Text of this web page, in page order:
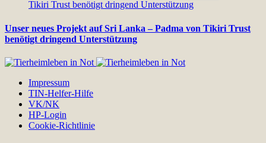
Unser neues Projekt auf Sri Lanka – Padma von Tikiri Trust
benötigt dringend Unterstützung
Impressum
TIN-Helfer-Hilfe
VK/NK
HP-Login
Cookie-Richtlinie